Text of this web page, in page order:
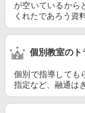
が空いているから
くれたであろう資
個別教室のト
個別で指導しても
指定など、融通は